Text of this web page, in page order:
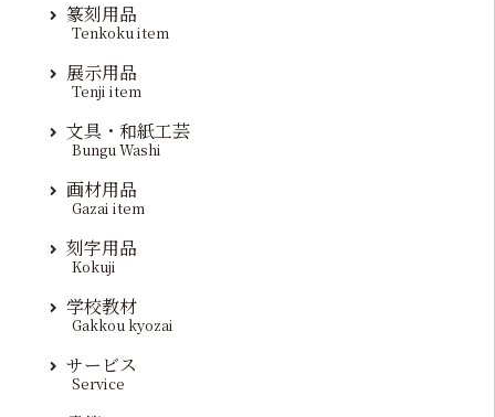
篆刻用品
Tenkoku item
展示用品
Tenji item
文具・和紙工芸
Bungu Washi
画材用品
Gazai item
刻字用品
Kokuji
学校教材
Gakkou kyozai
サービス
Service